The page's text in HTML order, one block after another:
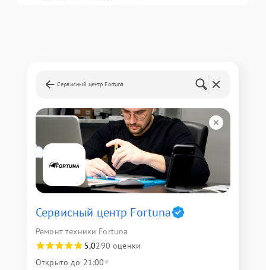
Сервисный центр Fortuna
Сервисный центр Fortuna
Ремонт техники Fortuna
5,0290 оценки
Открыто до 21:00